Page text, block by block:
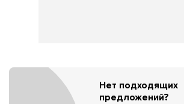
Нет подходящих
предложений?